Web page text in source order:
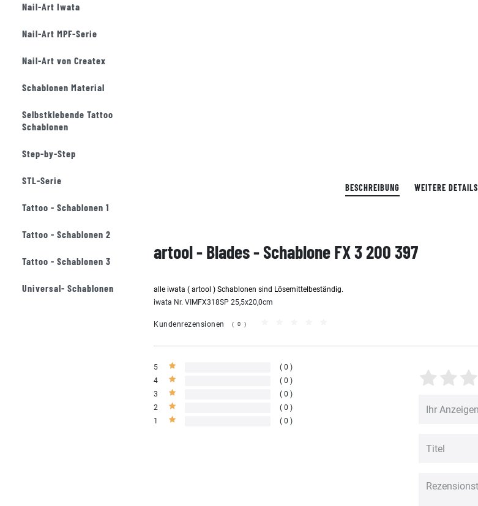
BESCHREIBUNG WEITERE DETAILS
artool - Blades - Schablone FX 3 200 397
alle iwata ( artool ) Schablonen sind Lösemittelbeständig.
iwata Nr. VIMFX318SP 25,5x20,0cm
Kundenrezensionen (0)
5
0
4
0
3
0
2
0
1
0
Nail-Art Iwata
Nail-Art MPF-Serie
Nail-Art von Createx
Schablonen Material
Selbstklebende Tattoo
Schablonen
Step-by-Step
STL-Serie
Tattoo - Schablonen 1
Tattoo - Schablonen 2
Tattoo - Schablonen 3
Universal- Schablonen